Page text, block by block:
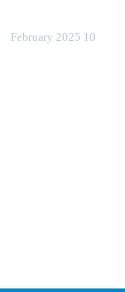
10 February 2025